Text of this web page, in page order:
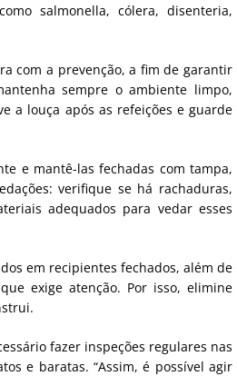
salmonella, cólera, disenteria,
com a prevenção, a fim de garantir
sempre o ambiente limpo,
a louça após as refeições e guarde
e mantê-las fechadas com tampa,
verifique se há rachaduras,
adequados para vedar esses
em recipientes fechados, além de
exige atenção. Por isso, elimine
fazer inspeções regulares nas
e baratas. “Assim, é possível agir